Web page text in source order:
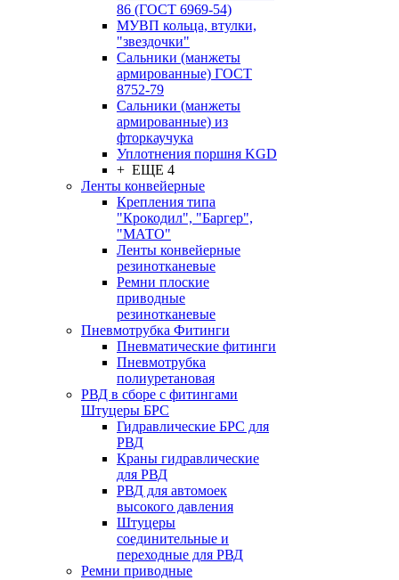
86 (ГОСТ 6969-54)
МУВП кольца, втулки,
"звездочки"
Сальники (манжеты
армированные) ГОСТ
8752-79
Сальники (манжеты
армированные) из
фторкаучука
Уплотнения поршня KGD
+ ЕЩЕ 4
Ленты конвейерные
Крепления типа
"Крокодил", "Баргер",
"МАТО"
Ленты конвейерные
резинотканевые
Ремни плоские
приводные
резинотканевые
Пневмотрубка Фитинги
Пневматические фитинги
Пневмотрубка
полиуретановая
РВД в сборе с фитингами
Штуцеры БРС
Гидравлические БРС для
РВД
Краны гидравлические
для РВД
РВД для автомоек
высокого давления
Штуцеры
соединительные и
переходные для РВД
Ремни приводные